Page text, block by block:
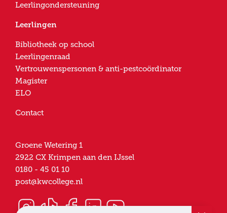
Leerlingondersteuning
Leerlingen
Bibliotheek op school
Leerlingenraad
Vertrouwenspersonen & anti-pestcoördinator
Magister
ELO
Contact
Groene Wetering 1
2922 CX Krimpen aan den IJssel
0180 - 45 01 10
post@kwcollege.nl